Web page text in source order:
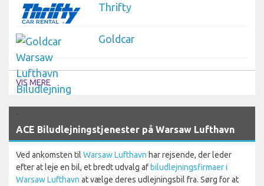
Thrifty
Goldcar
VIS MERE
ACE Biludlejningstjenester på Warsaw Lufthavn
Ved ankomsten til Warsaw Lufthavn har rejsende, der leder
efter at leje en bil, et bredt udvalg afbiludlejningsfirmaer i
Warsaw Lufthavn at vælge deres udlejningsbil fra. Sørg for at